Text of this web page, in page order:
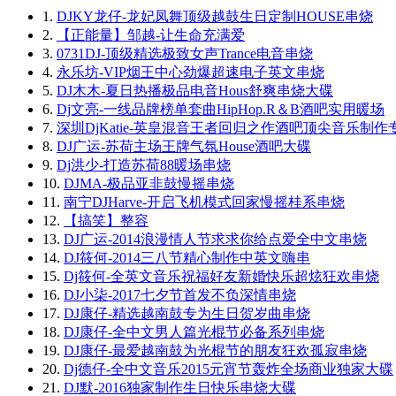
1. DJKY龙仔-龙妃凤舞顶级越鼓生日定制HOUSE串烧
2.
【正能量】邹越-让生命充满爱
3. 0731DJ-顶级精选极致女声Trance电音串烧
4. 永乐坊-VIP烟王中心劲爆超速电子英文串烧
5. DJ木木-夏日热播极品电音Hous舒爽串烧大碟
6. Dj文亮-一线品牌榜单套曲HipHop.R＆B酒吧实用暖场
7. 深圳DjKatie-英皇混音王者回归之作酒吧顶尖音乐制作
8. DJ广运-苏荷主场王牌气氛House酒吧大碟
9. Dj洪少-打造苏荷88暖场串烧
10. DJMA-极品亚非鼓慢摇串烧
11. 南宁DJHarve-开启飞机模式回家慢摇桂系串烧
12.
【搞笑】整容
13. DJ广运-2014浪漫情人节求求你给点爱全中文串烧
14. DJ筱何-2014三八节精心制作中英文嗨串
15. Dj筱何-全英文音乐祝福好友新婚快乐超炫狂欢串烧
16. DJ小柒-2017七夕节首发不负深情串烧
17. DJ康仔-精选越南鼓专为生日贺岁曲串烧
18. DJ康仔-全中文男人篇光棍节必备系列串烧
19. DJ康仔-最爱越南鼓为光棍节的朋友狂欢孤寂串烧
20. Dj德仔-全中文音乐2015元宵节轰炸全场商业独家大碟
21. DJ默-2016独家制作生日快乐串烧大碟